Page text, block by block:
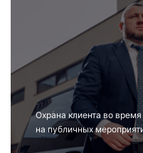
Охрана клиента во
на публичных